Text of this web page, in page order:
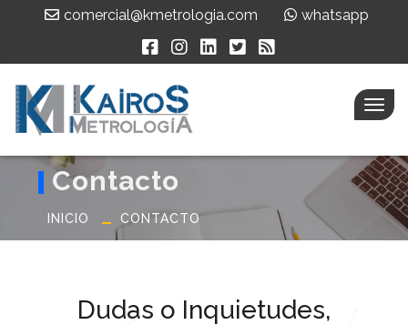
comercial@kmetrologia.com whatsapp
Menu
Contacto
INICIO CONTACTO
Dudas o Inquietudes,